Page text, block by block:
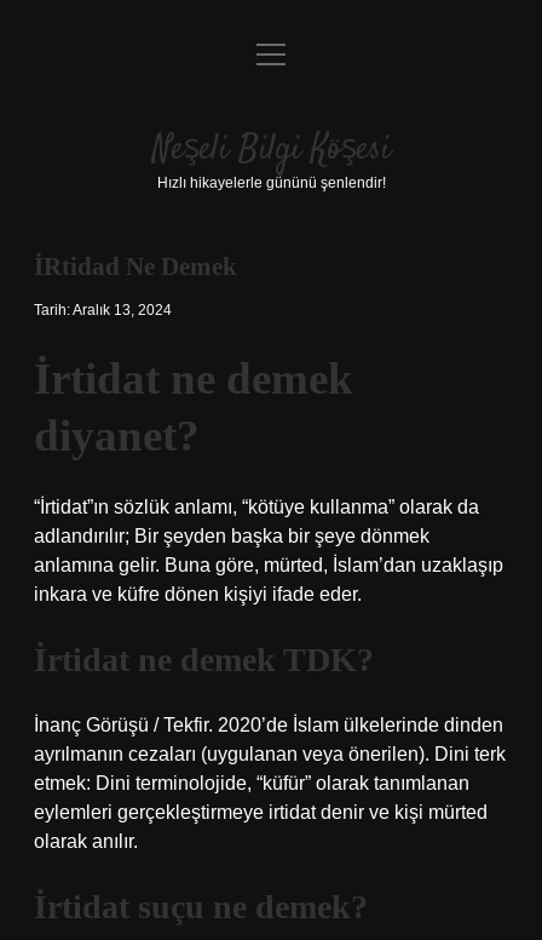
Anasayfa
Yasal Uyarı
menüyü
Neşeli Bilgi Köşesi
Hızlı hikayelerle gününü şenlendir!
İRtidad Ne Demek
Tarih: Aralık 13, 2024
İrtidat ne demek
diyanet?
“İrtidat”ın sözlük anlamı, “kötüye kullanma” olarak da
adlandırılır; Bir şeyden başka bir şeye dönmek
anlamına gelir. Buna göre, mürted, İslam’dan uzaklaşıp
inkara ve küfre dönen kişiyi ifade eder.
İrtidat ne demek TDK?
İnanç Görüşü / Tekfir. 2020’de İslam ülkelerinde dinden
ayrılmanın cezaları (uygulanan veya önerilen). Dini terk
etmek: Dini terminolojide, “küfür” olarak tanımlanan
eylemleri gerçekleştirmeye irtidat denir ve kişi mürted
olarak anılır.
İrtidat suçu ne demek?